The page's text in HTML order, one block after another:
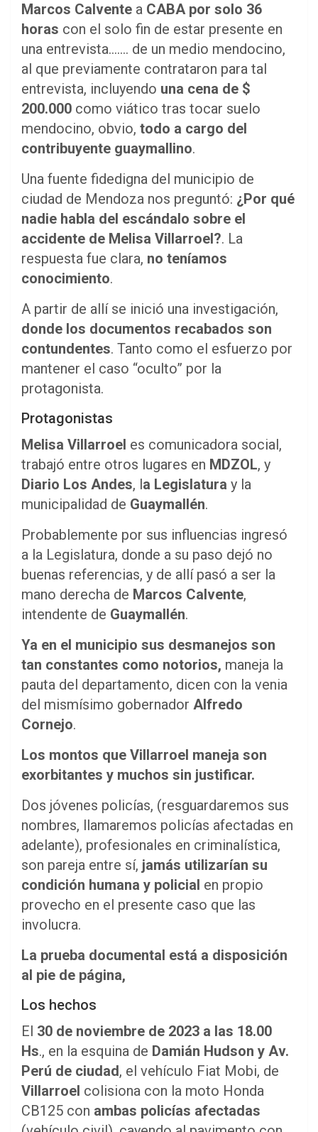
Marcos Calvente a CABA por solo 36
horas con el solo fin de estar presente en
una entrevista……. de un medio mendocino,
al que previamente contrataron para tal
entrevista, incluyendo una cena de $
200.000 como viático tras tocar suelo
mendocino, obvio, todo a cargo del
contribuyente guaymallino.
Una fuente fidedigna del municipio de
ciudad de Mendoza nos preguntó: ¿Por qué
nadie habla del escándalo sobre el
accidente de Melisa Villarroel?. La
respuesta fue clara, no teníamos
conocimiento.
A partir de allí se inició una investigación,
donde los documentos recabados son
contundentes. Tanto como el esfuerzo por
mantener el caso “oculto” por la
protagonista.
Protagonistas
Melisa Villarroel es comunicadora social,
trabajó entre otros lugares en MDZOL, y
Diario Los Andes, la Legislatura y la
municipalidad de Guaymallén.
Probablemente por sus influencias ingresó
a la Legislatura, donde a su paso dejó no
buenas referencias, y de allí pasó a ser la
mano derecha de Marcos Calvente,
intendente de Guaymallén.
Ya en el municipio sus desmanejos son
tan constantes como notorios, maneja la
pauta del departamento, dicen con la venia
del mismísimo gobernador Alfredo
Cornejo.
Los montos que Villarroel maneja son
exorbitantes y muchos sin justificar.
Dos jóvenes policías, (resguardaremos sus
nombres, llamaremos policías afectadas en
adelante), profesionales en criminalística,
son pareja entre sí, jamás utilizarían su
condición humana y policial en propio
provecho en el presente caso que las
involucra.
La prueba documental está a disposición
al pie de página,
Los hechos
El 30 de noviembre de 2023 a las 18.00
Hs., en la esquina de Damián Hudson y Av.
Perú de ciudad, el vehículo Fiat Mobi, de
Villarroel colisiona con la moto Honda
CB125 con ambas policías afectadas